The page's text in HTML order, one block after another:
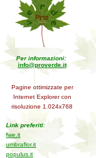
Per informazioni:
info@proverde.it
Pagine ottimizzate per
Internet Explorer con
risoluzione 1.024x768
Link preferiti:
fwe.it
umbraflor.it
populus.it